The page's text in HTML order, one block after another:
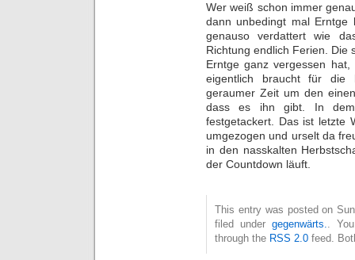
Wer weiß schon immer
dann unbedingt mal Erntge
genauso verdattert wie
Richtung endlich Ferien. Die
Erntge ganz vergessen
eigentlich braucht für die
geraumer Zeit um den
dass es ihn gibt. In dem
festgetackert. Das ist letzte
umgezogen und urselt da
in den nasskalten
der Countdown läuft.
This entry was posted on
filed undergegenwärts..
through the RSS 2.0 feed.